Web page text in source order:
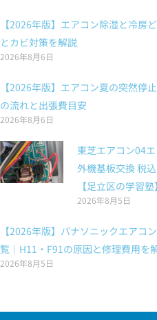
【2026年版】エアコン除湿と冷房
とカビ対策を解説
2026年8月6日
【2026年版】エアコン夏の突然停
の流れと出張費目安
2026年8月6日
東芝エアコン04
外機基板交換 税
【足立区の学習塾】
2026年8月5日
【2026年版】パナソニックエアコ
覧｜H11・F91の原因と修理費用を
2026年8月5日